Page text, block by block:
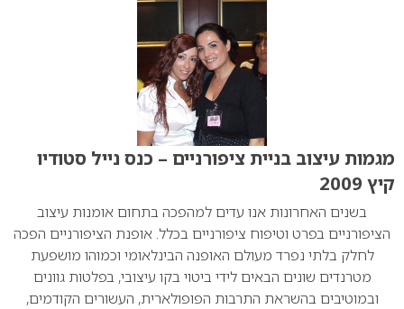
מגמות עיצוב בניית ציפורניים – כנס נייל סטודיו
קיץ 2009
בשנים האחרונות אנו עדים למהפכה בתחום אומנות עיצוב
הציפורניים בפרט וטיפוח ציפורניים בכלל. אופנת הציפורניים הפכה
לחלק בלתי נפרד מעולם האופנה הבינלאומי וכמוהו מושפעת
מטרנדים שונים הבאים לידי ביטוי בקו עיצובי, בפלטות גוונים
ובמוטיבים בהשראת התרבות הפופולארית, העשורים הקודמים,